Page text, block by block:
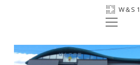
W＆S
ホーム
プロフィール
open